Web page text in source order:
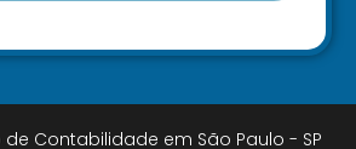
de Contabilidade em São Paulo - SP